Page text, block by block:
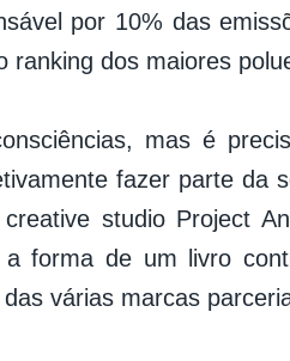
por 10% das
ranking dos maiores
mas é
fazer parte da
studio Project
forma de um livro
várias marcas